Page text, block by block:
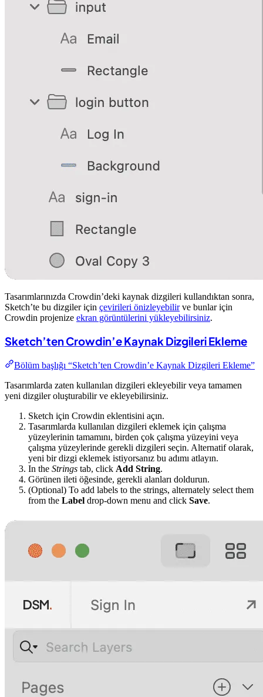
Tasarımlarınızda Crowdin’deki kaynak dizgileri kullandıktan sonra,
Sketch’te bu dizgiler için çevirileri önizleyebilirve bunlar için
Crowdin projenize ekran görüntülerini yükleyebilirsiniz.
Sketch’ten Crowdin’e Kaynak Dizgileri Ekleme
Bölüm başlığı “Sketch’ten Crowdin’e Kaynak Dizgileri Ekleme”
Tasarımlarda zaten kullanılan dizgileri ekleyebilir veya tamamen
yeni dizgiler oluşturabilir ve ekleyebilirsiniz.
Sketch için Crowdin eklentisini açın.
Tasarımlarda kullanılan dizgileri eklemek için çalışma
yüzeylerinin tamamını, birden çok çalışma yüzeyini veya
çalışma yüzeylerinde gerekli dizgileri seçin. Alternatif olarak,
yeni bir dizgi eklemek istiyorsanız bu adımı atlayın.
In the Strings tab, click Add String.
Görünen ileti öğesinde, gerekli alanları doldurun.
(Optional) To add labels to the strings, alternately select them
from the Label drop-down menu and click Save.